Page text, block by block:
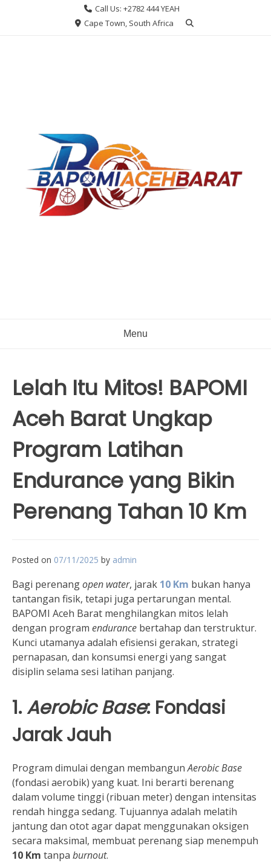
Call Us: +2782 444 YEAH
Cape Town, South Africa
Menu
Lelah Itu Mitos! BAPOMI
Aceh Barat Ungkap
Program Latihan
Endurance yang Bikin
Perenang Tahan 10 Km
Posted on 07/11/2025 by admin
Bagi perenangopen water, jarak 10 Km bukan hanya
tantangan fisik, tetapi juga pertarungan mental.
BAPOMI Aceh Barat menghilangkan mitos lelah
dengan program endurance bertahap dan terstruktur.
Kunci utamanya adalah efisiensi gerakan, strategi
pernapasan, dan konsumsi energi yang sangat
disiplin selama sesi latihan panjang.
1.Aerobic Base: Fondasi
Jarak Jauh
Program dimulai dengan membangunAerobic Base
(fondasi aerobik) yang kuat. Ini berarti berenang
dalam volume tinggi (ribuan meter) dengan intensitas
rendah hingga sedang. Tujuannya adalah melatih
jantung dan otot agar dapat menggunakan oksigen
secara maksimal, membuat perenang siap menempuh
10 Km tanpa burnout.